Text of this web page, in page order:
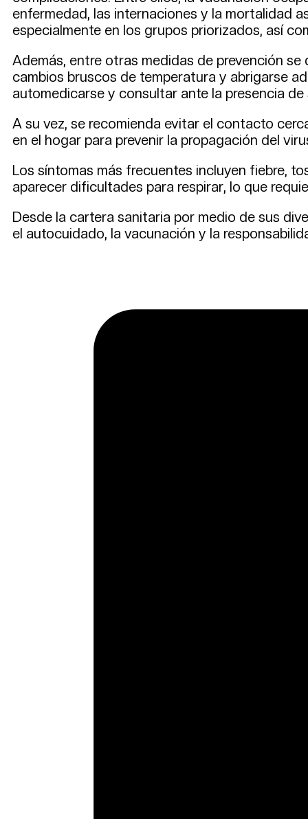
enfermedad, las internaciones y la mortalidad
especialmente en los grupos priorizados, así
Además, entre otras medidas de prevención
cambios bruscos de temperatura y abrigarse
automedicarse y consultar ante la presencia
A su vez, se recomienda evitar el contacto
en el hogar para prevenir la propagación del
Los síntomas más frecuentes incluyen fiebre,
aparecer dificultades para respirar, lo que
Desde la cartera sanitaria por medio de sus
el autocuidado, la vacunación y la